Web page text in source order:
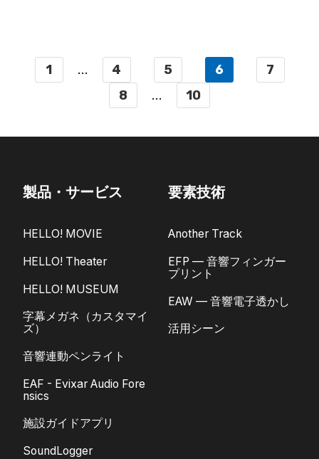
1 ... 4 5 6
7
8
... 10
製品・サービス
HELLO! MOVIE
HELLO! Theater
HELLO! MUSEUM
字幕メガネ（カスタマイ
ズ）
音響連動ペンライト
EAF - Evixar Audio Fore
nsics
施設ガイドアプリ
SoundLogger
要素技術
Another Track
EFP — 音響フィンガー
プリント
EAW — 音響電子透かし
活用シーン